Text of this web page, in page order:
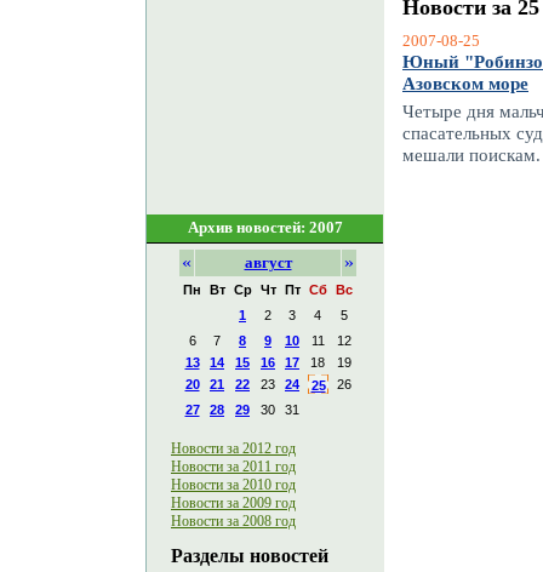
Новости за 25
2007-08-25
Юный
Азовском море
Четыре дня
спасательных
мешали поискам.
Архив новостей: 2007
« август »
Пн Вт Ср Чт Пт Сб
Вс
1
2 3 4
5
6
7 8 9 10 11
12
13
14 15 16 17 18
19
20
21 22 23 24 25
26
27
28 29 30 31
Новости за 2012 год
Новости за 2011 год
Новости за 2010 год
Новости за 2009 год
Новости за 2008 год
Разделы новостей